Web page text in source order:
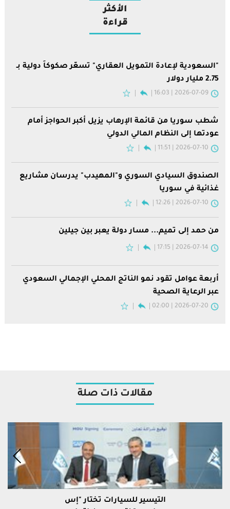
الأكثر
قراءة
"السعودية لإعادة التمويل العقاري" تسعّر صكوكاً دولية بـ
2.75 مليار دولار
2026-07-09 | 16:03
شطب سوريا من قائمة الإرهاب يزيل أكبر الحواجز أمام
عودتها إلى النظام المالي الدولي
2026-07-10 | 11:51
الصندوق السيادي السوري و"المهيدب" يدرسان مشاريع
غذائية في سوريا
2026-07-10 | 12:26
من حمد إلى تميم... مسار دولة يعبر بين جيلين
2026-07-14 | 17:15
أربعة عوامل تقود نمو الناتج المحلي الإجمالي السعودي
عبر الرعاية الصحية
2026-07-20 | 02:00
مقالات ذات صلة
التيسير للسيارات تختار "إس